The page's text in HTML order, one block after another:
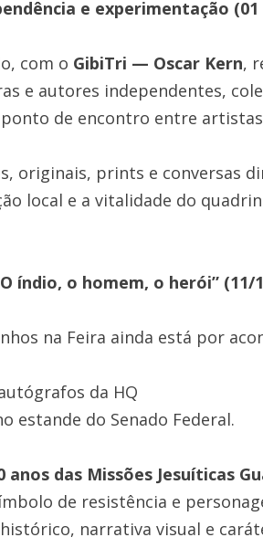
e experimentação (01
com o GibiTri — Oscar Kern,
e autores independentes,
de encontro entre
originais, prints e conversas
local e a vitalidade do
índio, o homem, o herói” (11/
na Feira ainda está por
da HQ
estande do Senado Federal.
anos das Missões Jesuíticas
de resistência e
narrativa visual e